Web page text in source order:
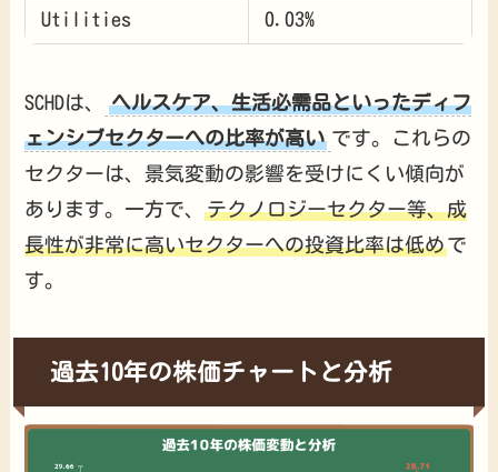
Utilities 0.03%
SCHDは、
ヘルスケア、生活必需品といったディフ
ェンシブセクターへの比率が高い です。これらの
セクターは、景気変動の影響を受けにくい傾向が
あります。一方で、テクノロジーセクター等、成
長性が非常に高いセクターへの投資比率は低めで
す。
過去10年の株価チャートと分析